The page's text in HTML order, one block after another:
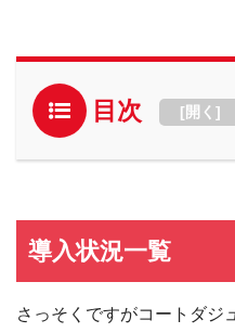
目次 [開く ]
導入状況一覧
さっそくですがコートダジ